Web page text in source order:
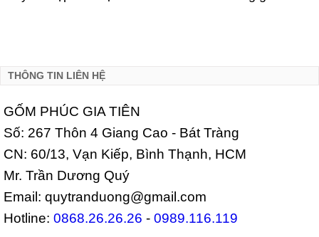
THÔNG TIN LIÊN HỆ
GỐM PHÚC GIA TIÊN
Số: 267 Thôn 4 Giang Cao - Bát Tràng
CN: 60/13, Vạn Kiếp, Bình Thạnh, HCM
Mr. Trần Dương Quý
Email: quytranduong@gmail.com
Hotline: 0868.26.26.26 - 0989.116.119